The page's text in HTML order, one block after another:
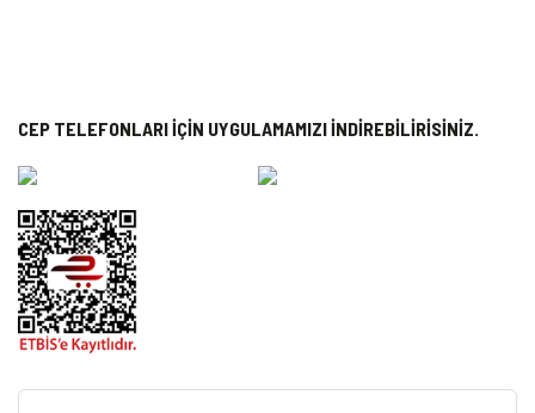
CEP TELEFONLARI İÇİN UYGULAMAMIZI İNDİREBİLİRİSİNİZ.